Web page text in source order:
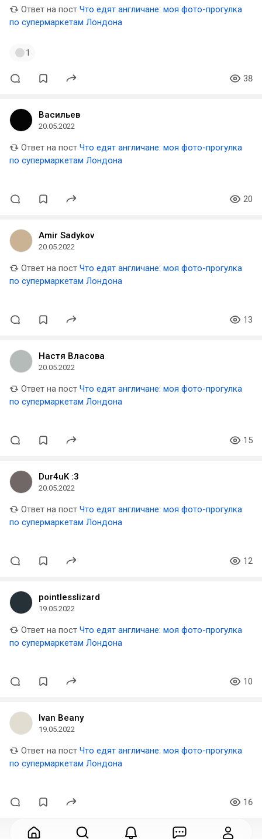
Ответ на пост Что едят англичане: моя фото-прогулка
по супермаркетам Лондона
1
38
Васильев
20.05.2022
Ответ на пост Что едят англичане: моя фото-прогулка
по супермаркетам Лондона
20
Amir Sadykov
20.05.2022
Ответ на пост Что едят англичане: моя фото-прогулка
по супермаркетам Лондона
13
Настя Власова
20.05.2022
Ответ на пост Что едят англичане: моя фото-прогулка
по супермаркетам Лондона
15
Dur4uK :3
20.05.2022
Ответ на пост Что едят англичане: моя фото-прогулка
по супермаркетам Лондона
12
pointlesslizard
19.05.2022
Ответ на пост Что едят англичане: моя фото-прогулка
по супермаркетам Лондона
10
Ivan Beany
19.05.2022
Ответ на пост Что едят англичане: моя фото-прогулка
по супермаркетам Лондона
16